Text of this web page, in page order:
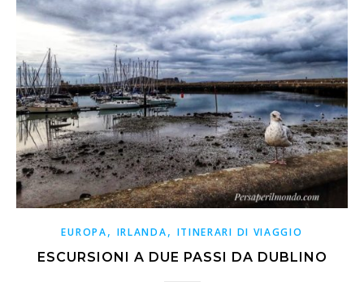
EUROPA, IRLANDA, ITINERARI DI VIAGGIO
ESCURSIONI A DUE PASSI DA DUBLINO